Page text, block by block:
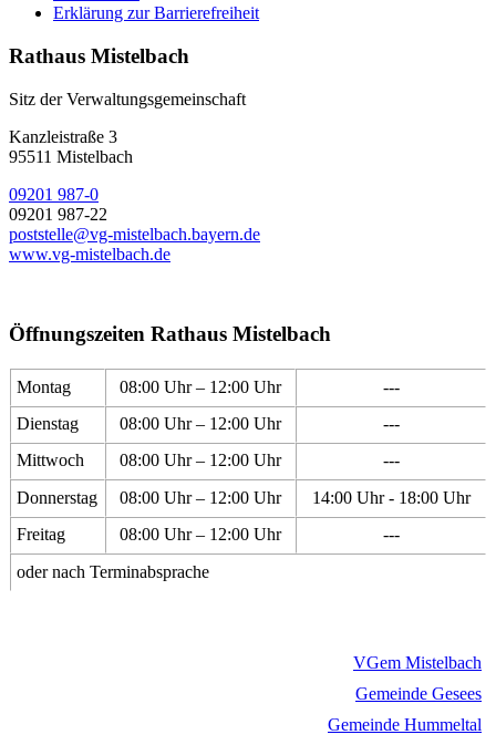
Erklärung zur Barrierefreiheit
Rathaus Mistelbach
Sitz der Verwaltungsgemeinschaft
Kanzleistraße 3
95511 Mistelbach
09201 987-0
09201 987-22
poststelle@vg-mistelbach.bayern.de
www.vg-mistelbach.de
Öffnungszeiten Rathaus Mistelbach
Montag 08:00 Uhr – 12:00 Uhr
---
Dienstag
08:00 Uhr – 12:00 Uhr
---
Mittwoch
08:00 Uhr – 12:00 Uhr
---
Donnerstag
08:00 Uhr – 12:00 Uhr
14:00 Uhr - 18:00 Uhr
Freitag
08:00 Uhr – 12:00 Uhr
---
oder nach Terminabsprache
VGem Mistelbach
Gemeinde Gesees
Gemeinde Hummeltal